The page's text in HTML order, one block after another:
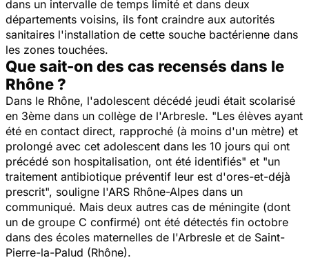
dans un intervalle de temps limité et dans deux
départements voisins, ils font craindre aux autorités
sanitaires l'installation de cette souche bactérienne dans
les zones touchées.
Que sait-on des cas recensés dans le
Rhône ?
Dans le Rhône, l'adolescent décédé jeudi était scolarisé
en 3ème dans un collège de l'Arbresle. "Les élèves ayant
été en contact direct, rapproché (à moins d'un mètre) et
prolongé avec cet adolescent dans les 10 jours qui ont
précédé son hospitalisation, ont été identifiés" et "un
traitement antibiotique préventif leur est d'ores-et-déjà
prescrit", souligne l'ARS Rhône-Alpes dans un
communiqué. Mais deux autres cas de méningite (dont
un de groupe C confirmé) ont été détectés fin octobre
dans des écoles maternelles de l'Arbresle et de Saint-
Pierre-la-Palud (Rhône).